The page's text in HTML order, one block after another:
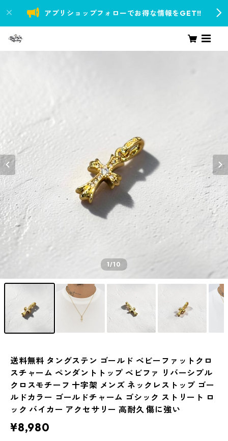
アプリショップフォローでお得な情報をGET!!
1/10
送料無料 タングステン ゴールド ベビーファットクロ
スチャーム ペンダントトップ ベビファ リバーシブル
クロスモチーフ 十字架 メンズ ネックレストップ ゴー
ルドカラー ゴールドチャーム ゴシック ストリート ロ
ック バイカー アクセサリー 高耐久 傷に強い
¥8,980